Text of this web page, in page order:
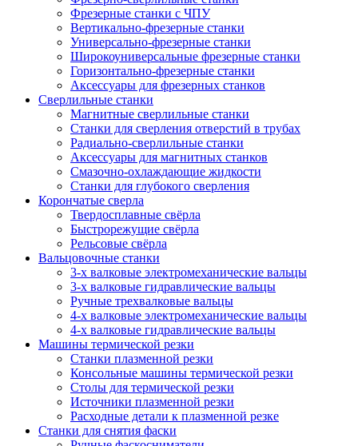
Фрезерные станки с ЧПУ
Вертикально-фрезерные станки
Универсально-фрезерные станки
Широкоуниверсальные фрезерные станки
Горизонтально-фрезерные станки
Аксессуары для фрезерных станков
Сверлильные станки
Магнитные сверлильные станки
Станки для сверления отверстий в трубах
Радиально-сверлильные станки
Аксессуары для магнитных станков
Смазочно-охлаждающие жидкости
Станки для глубокого сверления
Корончатые сверла
Твердосплавные свёрла
Быстрорежущие свёрла
Рельсовые свёрла
Вальцовочные станки
3-х валковые электромеханические вальцы
3-х валковые гидравлические вальцы
Ручные трехвалковые вальцы
4-х валковые электромеханические вальцы
4-х валковые гидравлические вальцы
Машины термической резки
Станки плазменной резки
Консольные машины термической резки
Столы для термической резки
Источники плазменной резки
Расходные детали к плазменной резке
Станки для снятия фаски